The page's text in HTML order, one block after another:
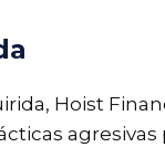
Hoist